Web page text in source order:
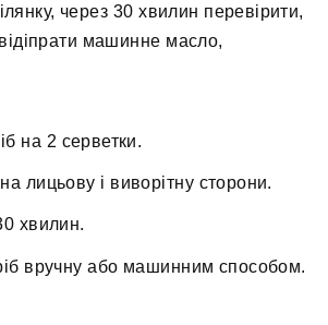
через 30 хвилин перевірити,
машинне масло,
на 2 серветки.
лицьову і виворітну сторони.
хвилин.
вручну або машинним способом.